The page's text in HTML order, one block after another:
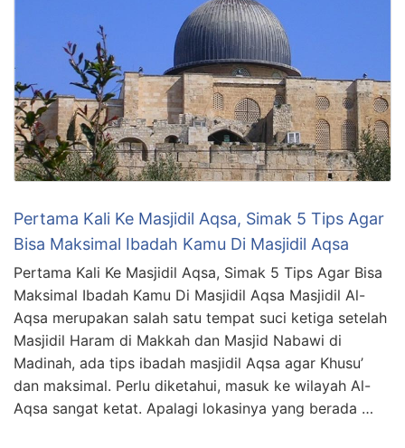
Pertama Kali Ke Masjidil Aqsa, Simak 5 Tips Agar
Bisa Maksimal Ibadah Kamu Di Masjidil Aqsa
Pertama Kali Ke Masjidil Aqsa, Simak 5 Tips Agar Bisa
Maksimal Ibadah Kamu Di Masjidil Aqsa Masjidil Al-
Aqsa merupakan salah satu tempat suci ketiga setelah
Masjidil Haram di Makkah dan Masjid Nabawi di
Madinah, ada tips ibadah masjidil Aqsa agar Khusu’
dan maksimal. Perlu diketahui, masuk ke wilayah Al-
Aqsa sangat ketat. Apalagi lokasinya yang berada …